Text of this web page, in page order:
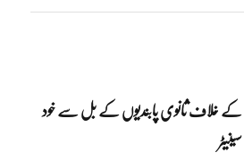
خلاف ثانوی پابندیوں کے بل سے خود